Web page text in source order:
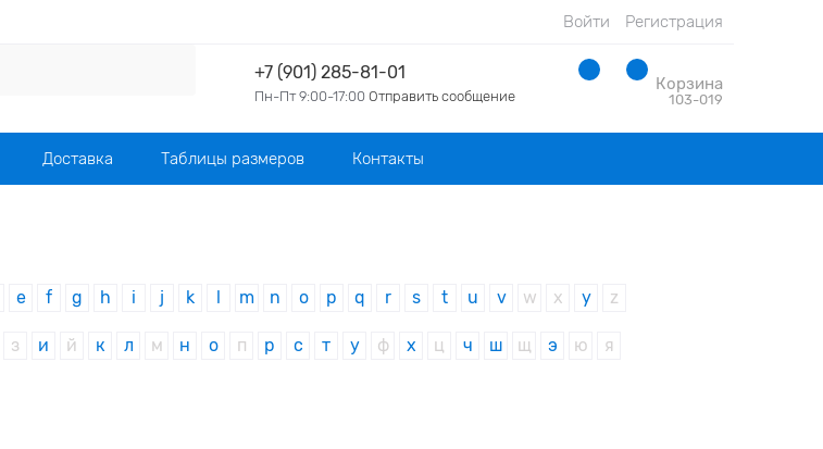
Войти Регистрация
+7 (901) 285-81-01
Пн-Пт 9:00-17:00 Отправить сообщение 103-019
Корзина
Доставка Таблицы размеров Контакты
e f g h i j k m n o p q r s t u v w x y z
з и й к л м н о п р с т у ф х ц ч ш щ э ю я